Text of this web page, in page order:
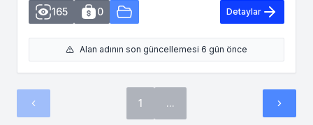
165 0 Detaylar
Alan adının son güncellemesi 6 gün önce
1 ...